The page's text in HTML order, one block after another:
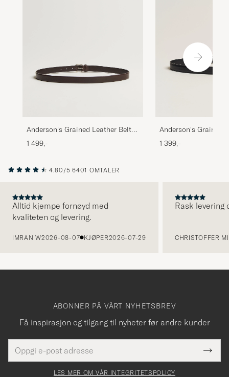
Anderson's Grained Leather Belt
2,5 cm Dark Brown
1 499,-
Anderson's Grained
cm Black
1 399,-
4.80/5 6401 OMTALER
Alltid kjempe fornøyd med
kvaliteten og levering.
IMRAN W2026-08-07 KJØPER2026-07-29
Rask levering
CHRISTOFFER
ABONNER PÅ VÅRT NYHETSBREV
Få inspirasjon og tilgang til nyheter før andre kunder
postadresse
felt
Tack
för
LES MER OM VÅR INTEGRITETSPOLICY